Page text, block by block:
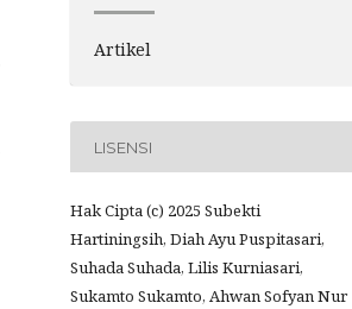
Artikel
LISENSI
Hak Cipta (c) 2025 Subekti
Hartiningsih, Diah Ayu Puspitasari,
Suhada Suhada, Lilis Kurniasari,
Sukamto Sukamto, Ahwan Sofyan Nur